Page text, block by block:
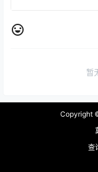
暂
Copyright
查